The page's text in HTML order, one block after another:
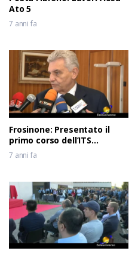
Ato 5
7 anni fa
Frosinone: Presentato il
primo corso dell’ITS
Meccatronico del Lazio
7 anni fa